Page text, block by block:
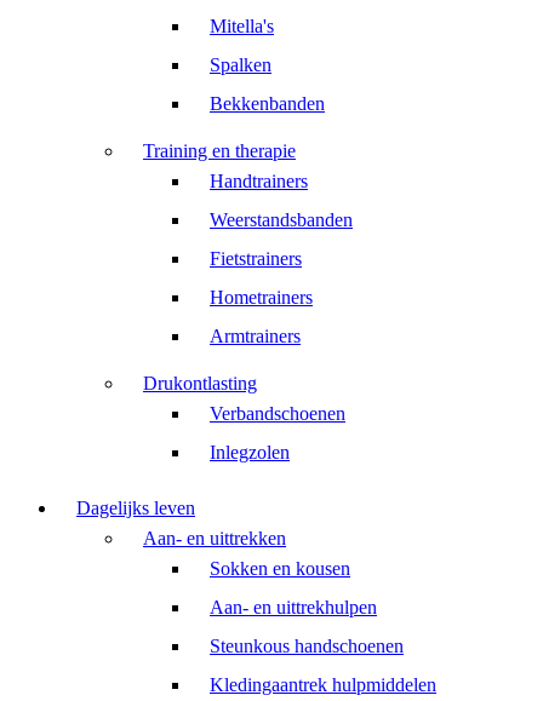
Mitella's
Spalken
Bekkenbanden
Training en therapie
Handtrainers
Weerstandsbanden
Fietstrainers
Hometrainers
Armtrainers
Drukontlasting
Verbandschoenen
Inlegzolen
Dagelijks leven
Aan- en uittrekken
Sokken en kousen
Aan- en uittrekhulpen
Steunkous handschoenen
Kledingaantrek hulpmiddelen